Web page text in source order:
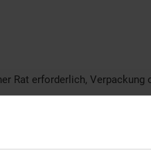
Rat erforderlich,
anrufen. Mund ausspülen.